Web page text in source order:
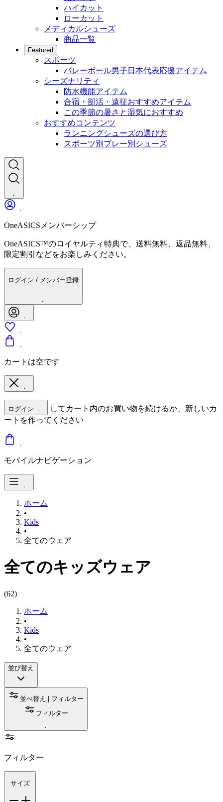
ハイカット
ローカット
メディカルシューズ
商品一覧
Featured
スポーツ
バレーボール男子日本代表応援アイテム
シーズナリティ
防水機能アイテム
合宿・部活・遠征おすすめアイテム
この季節の暑さと湿気におすすめ
おすすめコンテンツ
ランニングシューズの選び方
スポーツ別プレー別シューズ
OneASICSメンバーシップ
OneASICS™のロイヤルティ特典で、送料無料、返品無料、
限定割引などをお楽しみください。
ログイン / メンバー登録
カートは空です
ログイン
してカート内のお買い物を続けるか、新しいカ
ートを作ってください
モバイルナビゲーション
ホーム
•
Kids
•
全てのウェア
全てのキッズウェア
(62)
ホーム
•
Kids
•
全てのウェア
並び替え
並べ替え | フィルター
フィルター
フィルター
サイズ